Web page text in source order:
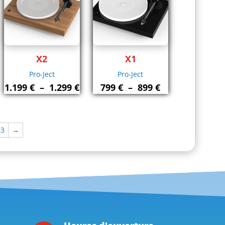
€
€
X2
Pro-Ject
1.199 € – 1.299 €Plage
de
1.299 €
X1
Pro-Ject
799€ – 899€Plage
de
899 €
3 →